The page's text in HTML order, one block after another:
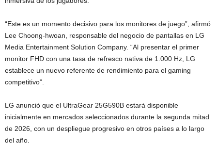
“Este es un momento decisivo para los monitores de juego”, afirmó
Lee Choong-hwoan, responsable del negocio de pantallas en LG
Media Entertainment Solution Company. “Al presentar el primer
monitor FHD con una tasa de refresco nativa de 1.000 Hz, LG
establece un nuevo referente de rendimiento para el gaming
competitivo”.
LG anunció que el UltraGear 25G590B estará disponible
inicialmente en mercados seleccionados durante la segunda mitad
de 2026, con un despliegue progresivo en otros países a lo largo
del año.